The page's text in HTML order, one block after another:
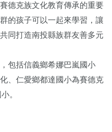
德克族文化教育傳承的重要
的孩子可以一起來學習，讓
同打造南投縣族群友善多元
包括信義鄉希娜巴嵐國小
、仁愛鄉都達國小為賽德克
。